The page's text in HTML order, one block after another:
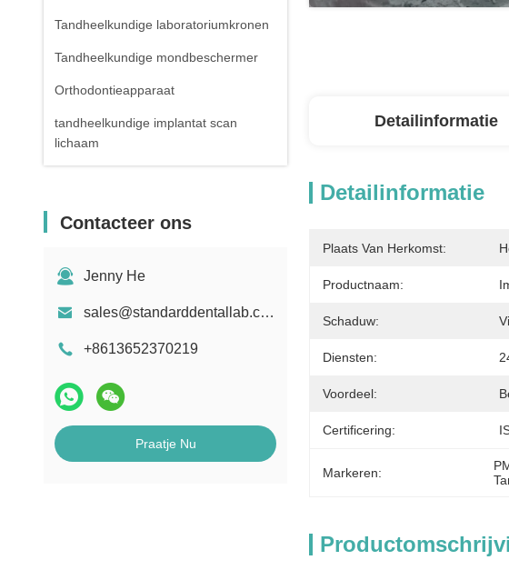
Tandheelkundige laboratoriumkronen
Tandheelkundige mondbeschermer
Orthodontieapparaat
tandheelkundige implantat scan
lichaam
Contacteer ons
Jenny He
sales@standarddentallab.com
+8613652370219
Praatje Nu
Detailinformatie
Detailinformatie
Plaats Van Herkomst:
Productnaam:
Schaduw:
Diensten:
Voordeel:
Certificering:
Markeren: